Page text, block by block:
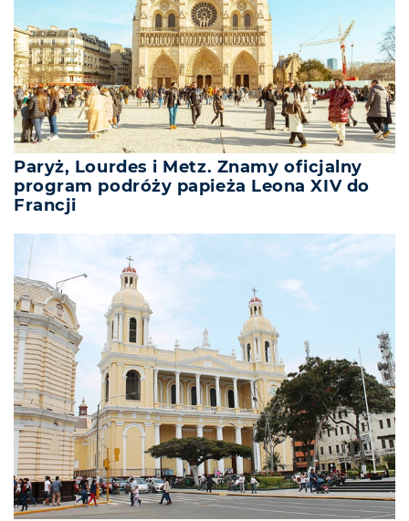
Paryż, Lourdes i Metz. Znamy oficjalny
program podróży papieża Leona XIV do
Francji